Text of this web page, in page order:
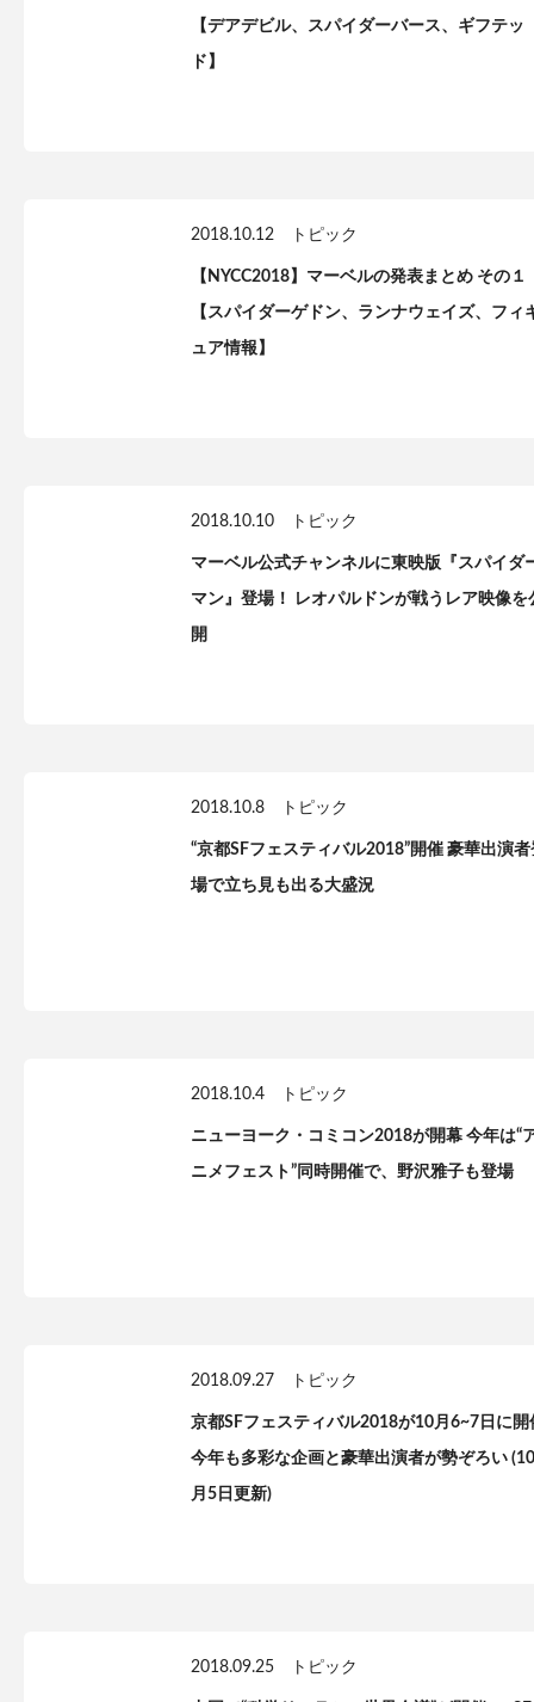
【デアデビル、スパイダーバース、ギフテッ
ド】
2018.10.12 トピック
【NYCC2018】マーベルの発表まとめ その１
【スパイダーゲドン、ランナウェイズ、フィ
ュア情報】
2018.10.10 トピック
マーベル公式チャンネルに東映版『スパイダ
マン』登場！ レオパルドンが戦うレア映像を
開
2018.10.8 トピック
“京都SFフェスティバル2018”開催 豪華出演者
場で立ち見も出る大盛況
2018.10.4 トピック
ニューヨーク・コミコン2018が開幕 今年は“
ニメフェスト”同時開催で、野沢雅子も登場
2018.09.27 トピック
京都SFフェスティバル2018が10月6~7日に開
今年も多彩な企画と豪華出演者が勢ぞろい (10
月5日更新)
2018.09.25 トピック